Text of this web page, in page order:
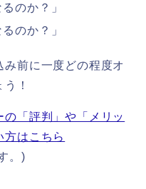
のか？」
のか？」
み前に一度どの程度オ
！
「評判」や「メリッ
方はこちら
。)